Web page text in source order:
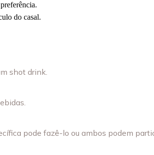
do casal.
shot drink.
pode fazê-lo ou ambos podem